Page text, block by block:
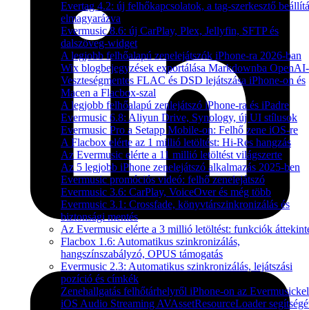
Evertag 4.2: új felhőkapcsolatok, a tag-szerkesztő
elmagyarázva
Evermusic 8.6: új CarPlay, Plex, Jellyfin, SFTP és
dalszöveg-widget
A legjobb felhőalapú zenelejátszók iPhone-ra 2026-ban
Wix blogbejegyzések exportálása Markdownba
Veszteségmentes FLAC és DSD lejátszása iPhone-on és
Macen a Flacbox-szal
A legjobb felhőalapú zenlejátszó iPhone-ra és iPadre
Evermusic 6.8: Aliyun Drive, Synology, új UI stílusok
Evermusic Pro a Setapp Mobile-on: Felhő zene iOS-re
A Flacbox elérte az 1 millió letöltést: Hi-Res hangzás
Az Evermusic elérte a 11 millió letöltést világszerte
Az 5 legjobb iPhone zenelejátszó alkalmazás 2025-ben
Evermusic promóciós videó: felhő zenelejátszó
Evermusic 3.6: CarPlay, VoiceOver és még több
Evermusic 3.1: Crossfade, könyvtárszinkronizálás és
biztonsági mentés
Az Evermusic elérte a 3 millió letöltést: funkciók
Flacbox 1.6: Automatikus szinkronizálás,
hangszínszabályzó, OPUS támogatás
Evermusic 2.3: Automatikus szinkronizálás, lejátszási
pozíció és címkék
Zenehallgatás felhőtárhelyről iPhone-on az Evermusickel
iOS Audio Streaming AVAssetResourceLoader